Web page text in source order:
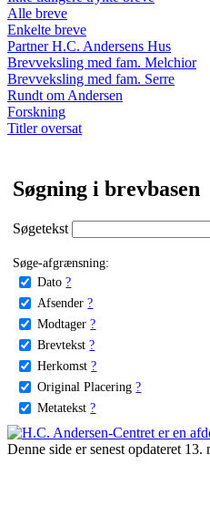
Alle breve
Enkelte breve
Partner H.C. Andersens Hus
Brevveksling med fam. Melchior
Brevveksling med fam. Serre
Rundt om Andersen
Forskning
Titler oversat
Søgning i brevbasen
Søgetekst
Søge-afgrænsning:
Dato ?
Afsender ?
Modtager ?
Brevtekst ?
Herkomst ?
Original Placering ?
Metatekst ?
Denne side er senest opdateret